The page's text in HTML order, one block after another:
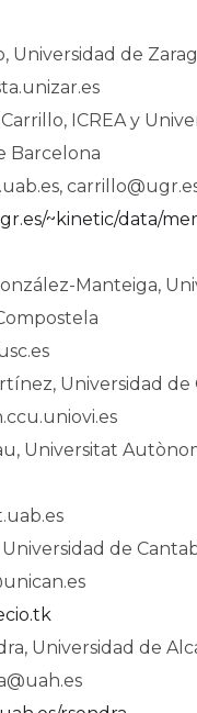
Universidad de
ICREA y
Barcelona
~kinetic/data/
Manteiga,
Universidad de
Universitat
Universidad de
Universidad de